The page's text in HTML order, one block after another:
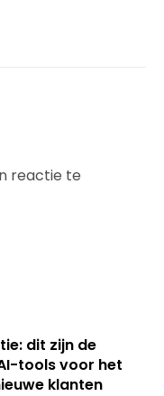
reactie te
dit zijn de
tools voor het
klanten